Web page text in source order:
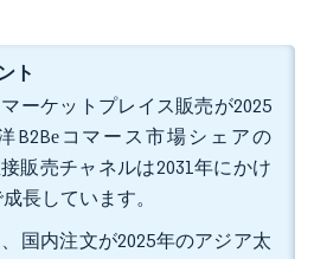
ト
ーケットプレイス販売が2025
B2Bеコマース市場シェアの
販売チャネルは2031年にかけ
長しています。
国内注文が2025年のアジア太